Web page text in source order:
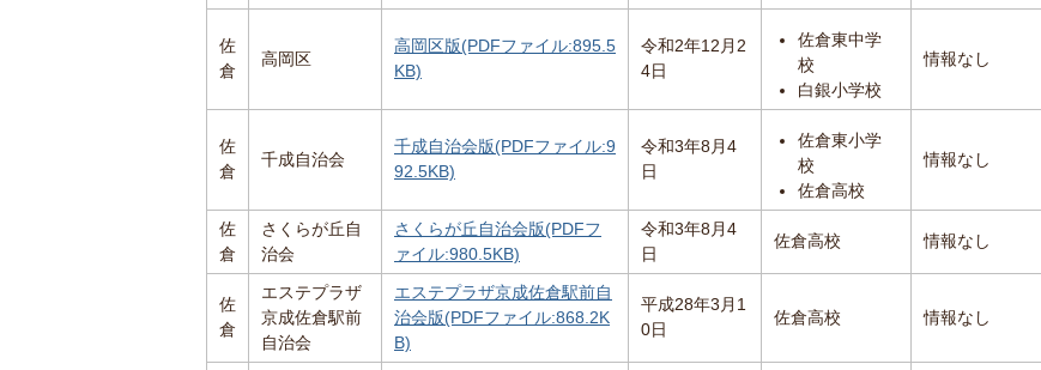
佐
倉
高岡区
高岡区版(PDFファイル:895.5
KB)
令和2年12月2
4日
佐倉東中学
校
白銀小学校
情報なし
佐
倉
千成自治会
千成自治会版(PDFファイル:9
92.5KB)
令和3年8月4
日
佐倉東小学
校
佐倉高校
情報なし
佐
倉
さくらが丘自
治会
さくらが丘自治会版(PDFフ
ァイル:980.5KB)
令和3年8月4
日
佐倉高校 情報なし
佐
倉
エステプラザ
京成佐倉駅前
自治会
エステプラザ京成佐倉駅前自
治会版(PDFファイル:868.2K
B)
平成28年3月1
0日
佐倉高校 情報なし